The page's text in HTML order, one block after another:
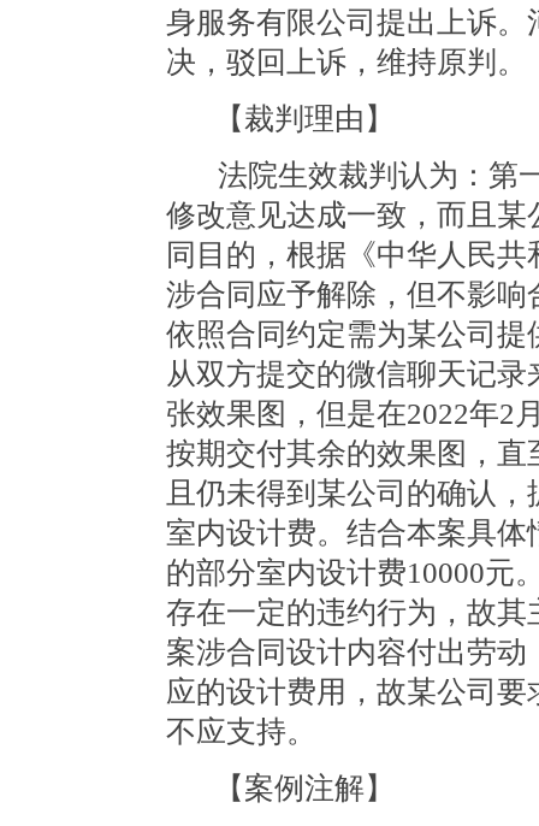
身服务有限公司提出上诉
决，驳回上诉，维持原判。
【裁判理由】
法院生效裁判认为：第
修改意见达成一致，而且
同目的，根据《中华人民
涉合同应予解除，但不影
依照合同约定需为某公司
从双方提交的微信聊天记
张效果图，但是在2022年2
按期交付其余的效果图，直
且仍未得到某公司的确认
室内设计费。结合本案具
的部分室内设计费10000元
存在一定的违约行为，故
案涉合同设计内容付出劳
应的设计费用，故某公司
不应支持。
【案例注解】